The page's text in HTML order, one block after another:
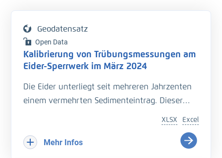
Geodatensatz
Open Data
Kalibrierung von Trübungsmessungen am
Eider-Sperrwerk im März 2024
Die Eider unterliegt seit mehreren Jahrzenten
einem vermehrten Sedimenteintrag. Dieser
Hinterlandes so wie die Schiffbarkeit des
Bundeswasserstraße.
Excel
XLSX
Mehr Infos